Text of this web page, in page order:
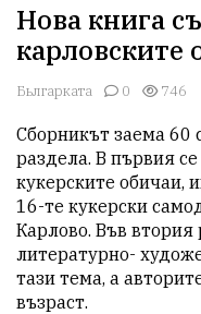
Нова книга
карловските
Бьлгарката 0 746
Сборникът заема 60
раздела. В първия
кукерските обичаи,
16-те кукерски
Карлово. Във
литературно-
тази тема, а
възраст.